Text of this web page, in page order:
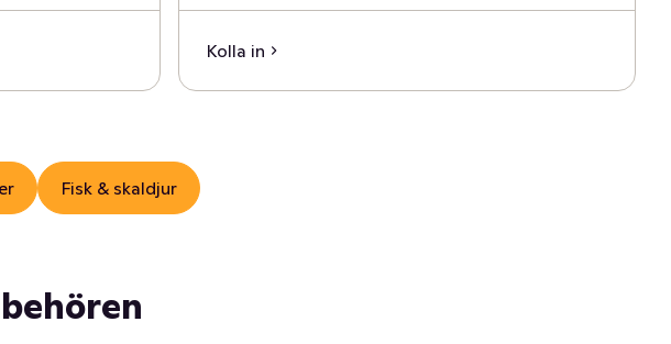
Kolla in
Fisk & skaldjur